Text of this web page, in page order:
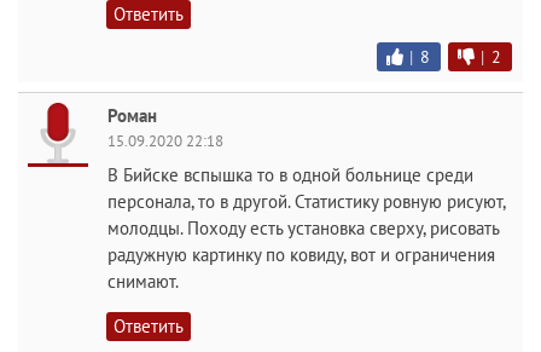
Ответить
| 8 | 2
Роман
15.09.2020 22:18
В Бийске вспышка то в одной больнице среди
персонала, то в другой. Статистику ровную рисуют,
молодцы. Походу есть установка сверху, рисовать
радужную картинку по ковиду, вот и ограничения
снимают.
Ответить